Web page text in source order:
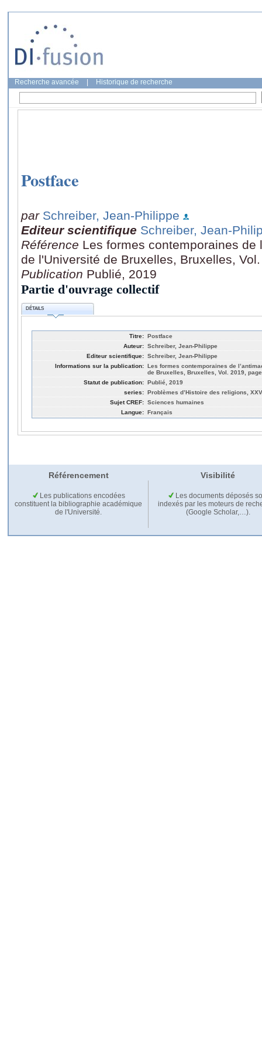
Recherche avancée Historique de recherche
Postface
par Schreiber, Jean-Philippe
Editeur scientifique Schreiber, Jean-
Référence Les formes contemporaines de
de l'Université de Bruxelles, Bruxelles,
Publication Publié, 2019
Partie d'ouvrage collectif
DÉTAILS
Titre: Postface
Auteur: Schreiber, Jean-Philippe
Editeur scientifique: Schreiber, Jean-Philippe
Informations sur la publication: Les formes contemporaines de
de Bruxelles, Bruxelles, Vol. 2019,
Statut de publication: Publié, 2019
series: Problèmes d’Histoire des religions,
Sujet CREF: Sciences humaines
Langue: Français
Référencement Visibilité
Les publications encodées
constituent la bibliographie académique
de l'Université.
Les documents déposés
indexés par les moteurs de
(Google Scholar,…).